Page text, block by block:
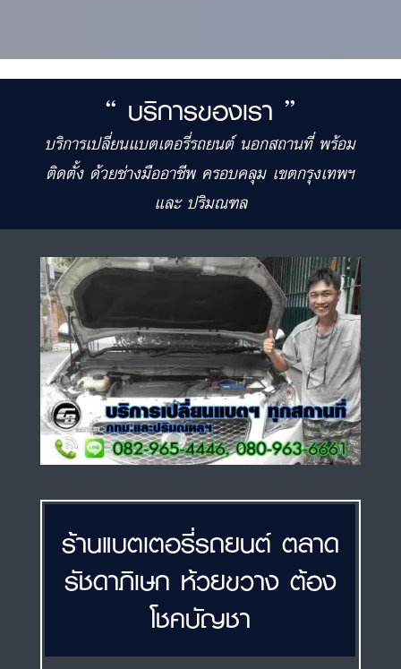
“ บริการของเรา ”
บริการเปลี่ยนแบตเตอรี่รถยนต์ นอกสถานที่ พร้อม
ติดตั้ง ด้วยช่างมืออาชีพ ครอบคลุม เขตกรุงเทพฯ
และ ปริมณฑล
ร้านแบตเตอรี่รถยนต์ ตลาด
รัชดาภิเษก ห้วยขวาง ต้อง
โชคบัญชา